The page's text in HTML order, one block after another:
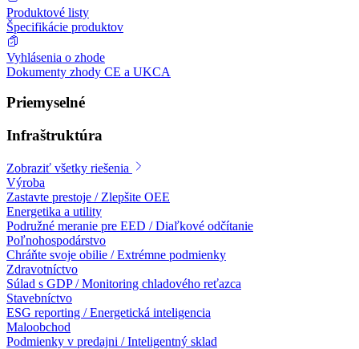
Produktové listy
Špecifikácie produktov
Vyhlásenia o zhode
Dokumenty zhody CE a UKCA
Priemyselné
Infraštruktúra
Zobraziť všetky riešenia
Výroba
Zastavte prestoje / Zlepšite OEE
Energetika a utility
Podružné meranie pre EED / Diaľkové odčítanie
Poľnohospodárstvo
Chráňte svoje obilie / Extrémne podmienky
Zdravotníctvo
Súlad s GDP / Monitoring chladového reťazca
Stavebníctvo
ESG reporting / Energetická inteligencia
Maloobchod
Podmienky v predajni / Inteligentný sklad